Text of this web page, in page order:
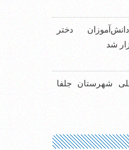
دختر
شد
شهرستان جلفا